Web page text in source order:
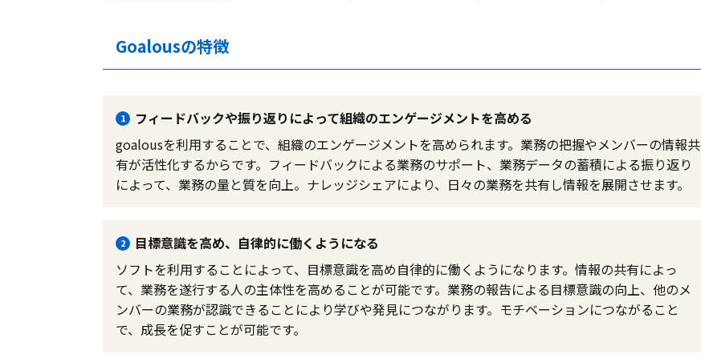
Goalousの特徴
1
フィードバックや振り返りによって組織のエンゲージメントを高める
goalousを利用することで、組織のエンゲージメントを高められます。業務の把握やメンバーの情報共
有が活性化するからです。フィードバックによる業務のサポート、業務データの蓄積による振り返り
によって、業務の量と質を向上。ナレッジシェアにより、日々の業務を共有し情報を展開させます。
2
目標意識を高め、自律的に働くようになる
ソフトを利用することによって、目標意識を高め自律的に働くようになります。情報の共有によっ
て、業務を遂行する人の主体性を高めることが可能です。業務の報告による目標意識の向上、他のメ
ンバーの業務が認識できることにより学びや発見につながります。モチベーションにつながること
で、成長を促すことが可能です。